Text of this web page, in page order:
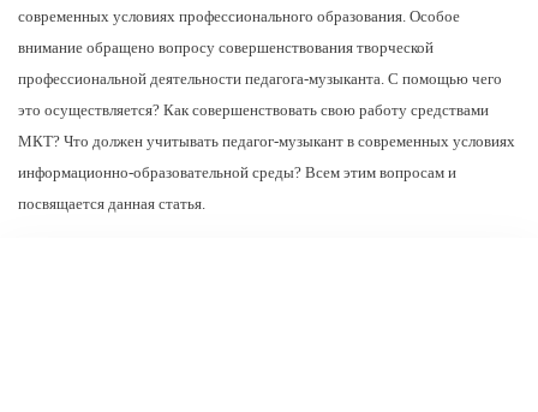
современных условиях профессионального образования. Особое
внимание обращено вопросу совершенствования творческой
профессиональной деятельности педагога-музыканта. С помощью чего
это осуществляется? Как совершенствовать свою работу средствами
МКТ? Что должен учитывать педагог-музыкант в современных условиях
информационно-образовательной среды? Всем этим вопросам и
посвящается данная статья.